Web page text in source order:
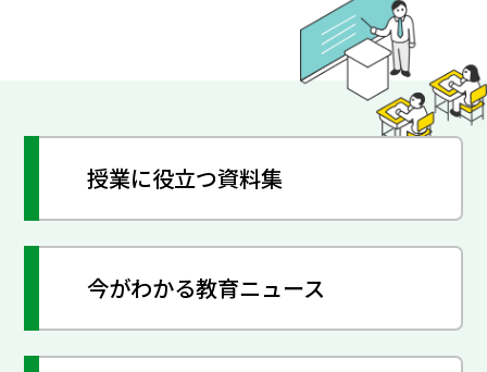
授業に役立つ資料集
今がわかる教育ニュース